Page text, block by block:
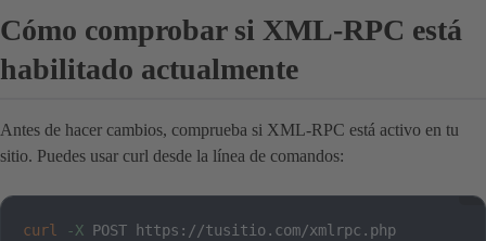
Cómo comprobar si XML-RPC está
habilitado actualmente
Antes de hacer cambios, comprueba si XML-RPC está activo en tu
sitio. Puedes usar curl desde la línea de comandos:
curl -X POST https://tusitio.com/xmlrpc.php